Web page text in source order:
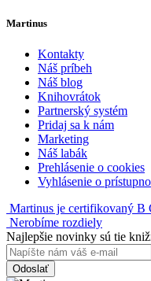
Martinus
Kontakty
Náš príbeh
Náš blog
Knihovrátok
Partnerský systém
Pridaj sa k nám
Marketing
Náš labák
Prehlásenie o cookies
Vyhlásenie o
Martinus je certifikovaný B
Nerobíme rozdiely
Najlepšie novinky sú tie
Odoslať